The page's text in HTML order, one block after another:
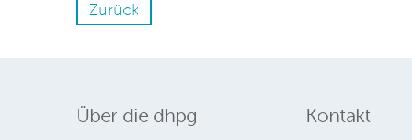
Zurück
Über die dhpg Kontakt